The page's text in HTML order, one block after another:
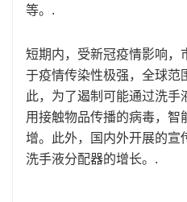
等。.
短期内，受新冠疫情影响，
于疫情传染性极强，全球范
此，为了遏制可能通过洗手
用接触物品传播的病毒，智
增。此外，国内外开展的宣
洗手液分配器的增长。.